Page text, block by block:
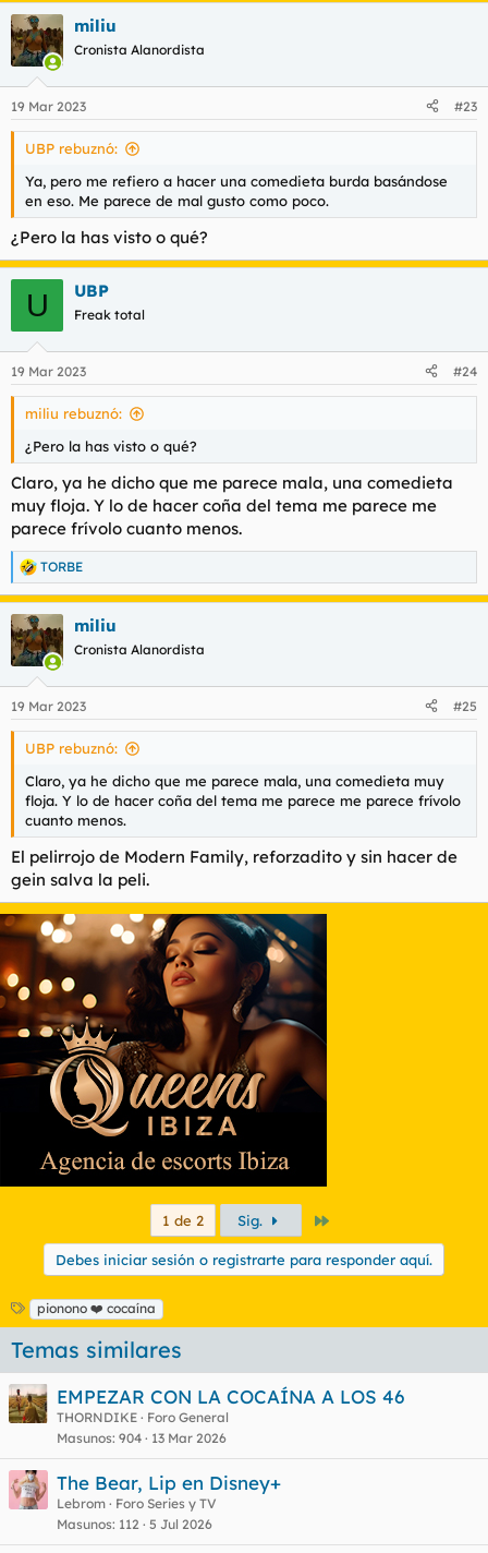
miliu
Cronista Alanordista
19 Mar 2023 #23
UBP rebuznó:
Ya, pero me refiero a hacer una comedieta burda basándose
en eso. Me parece de mal gusto como poco.
¿Pero la has visto o qué?
U UBP
Freak total
19 Mar 2023 #24
miliu rebuznó:
¿Pero la has visto o qué?
Claro, ya he dicho que me parece mala, una comedieta
muy floja. Y lo de hacer coña del tema me parece me
parece frívolo cuanto menos.
R
e
c
c
i
e
s
TORBE
miliu
Cronista Alanordista
19 Mar 2023 #25
UBP rebuznó:
Claro, ya he dicho que me parece mala, una comedieta muy
floja. Y lo de hacer coña del tema me parece me parece frívolo
cuanto menos.
El pelirrojo de Modern Family, reforzadito y sin hacer de
gein salva la peli.
1 de 2 Sig.
Debes iniciar sesión o registrarte para responder aquí.
E
t
i
u
e
t
s
pionono ❤️ cocaína
Temas similares
EMPEZAR CON LA COCAÍNA A LOS 46
THORNDIKE
Foro General
Masunos 904 13 Mar 2026
The Bear, Lip en Disney+
Lebrom
Foro Series y TV
Masunos 112 5 Jul 2026